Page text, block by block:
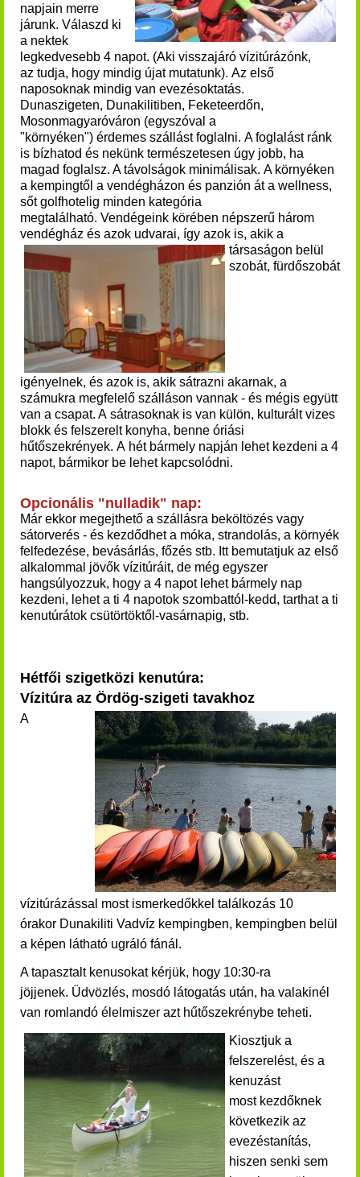
napjain merre
járunk. Válaszd ki
a nektek
legkedvesebb 4 napot. (Aki visszajáró vízitúrázónk,
az tudja, hogy mindig újat mutatunk). Az első
naposoknak mindig van evezésoktatás.
Dunaszigeten, Dunakilitiben, Feketeerdőn,
Mosonmagyaróváron (egyszóval a
"környéken") érdemes szállást foglalni. A foglalást ránk
is bízhatod és nekünk természetesen úgy jobb, ha
magad foglalsz. A távolságok minimálisak. A környéken
a kempingtől a vendégházon és panzión át a wellness,
sőt golfhotelig minden kategória
megtalálható. Vendégeink körében népszerű három
vendégház és azok udvarai, így azok is, akik a
társaságon belül
szobát, fürdőszobát
igényelnek, és azok is, akik sátrazni akarnak, a
számukra megfelelő szálláson vannak - és mégis együtt
van a csapat. A sátrasoknak is van külön, kulturált vizes
blokk és felszerelt konyha, benne óriási
hűtőszekrények. A hét bármely napján lehet kezdeni a 4
napot, bármikor be lehet kapcsolódni.
Opcionális "nulladik" nap:
Már ekkor megejthető a szállásra beköltözés vagy
sátorverés - és kezdődhet a móka, strandolás, a környék
felfedezése, bevásárlás, főzés stb. Itt bemutatjuk az első
alkalommal jövők vízitúráit, de még egyszer
hangsúlyozzuk, hogy a 4 napot lehet bármely nap
kezdeni, lehet a ti 4 napotok szombattól-kedd, tarthat a ti
kenutúrátok csütörtöktől-vasárnapig, stb.
Hétfői szigetközi kenutúra:
Vízitúra az Ördög-szigeti tavakhoz
A
vízitúrázással most ismerkedőkkel találkozás 10
órakor Dunakiliti Vadvíz kempingben, kempingben belül
a képen látható ugráló fánál.
A tapasztalt kenusokat kérjük, hogy 10:30-ra
jöjjenek. Üdvözlés, mosdó látogatás után, ha valakinél
van romlandó élelmiszer azt hűtőszekrénybe teheti.
Kiosztjuk a
felszerelést, és a
kenuzást
most kezdőknek
következik az
evezéstanítás,
hiszen senki sem